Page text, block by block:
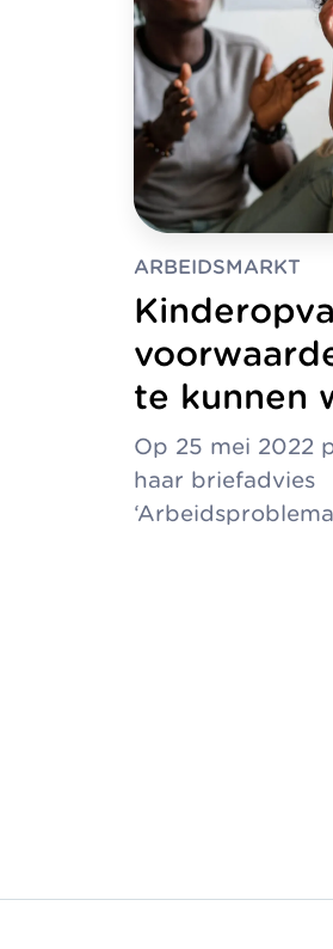
ARBEIDSMARKT
te kunnen
Op 25 mei 2022
haar briefadvies